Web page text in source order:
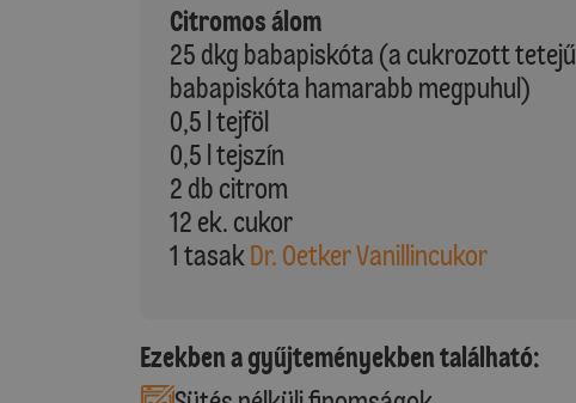
Citromos álom
25 dkg babapiskóta (a cukrozott tetejű
babapiskóta hamarabb megpuhul)
0,5 l tejföl
0,5 l tejszín
2 db citrom
12 ek. cukor
1 tasakDr. Oetker Vanillincukor
Ezekben a gyűjteményekben található: